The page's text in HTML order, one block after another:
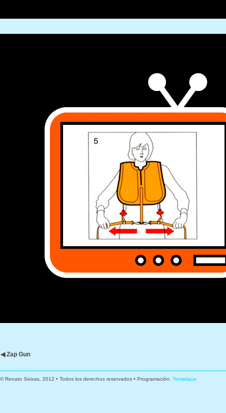
◀ Zap Gun
© Renato Seixas, 2012 • Todos los derechos reservados • Programación: Tomatique